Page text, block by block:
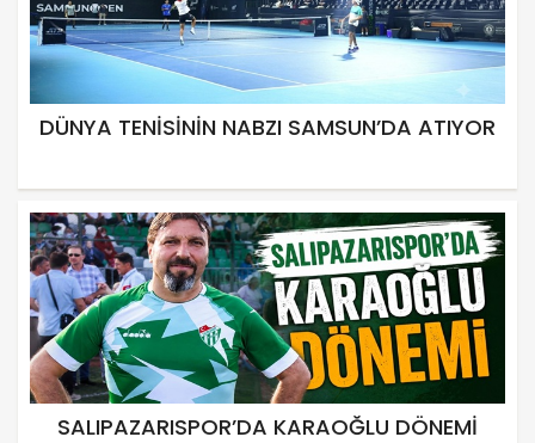
DÜNYA TENİSİNİN NABZI SAMSUN’DA ATIYOR
SALIPAZARISPOR’DA KARAOĞLU DÖNEMİ